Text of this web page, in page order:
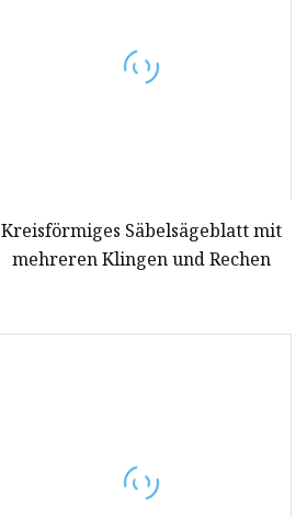
Kreisförmiges Säbelsägeblatt mit
mehreren Klingen und Rechen